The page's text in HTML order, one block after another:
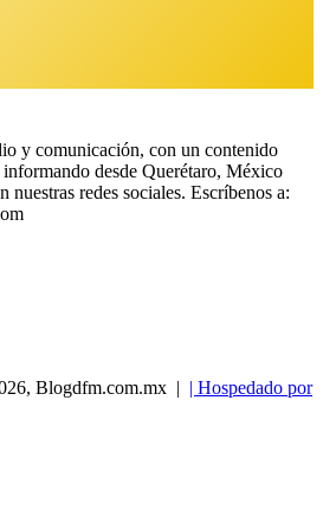
y comunicación, con un contenido
desde Querétaro, México
nuestras redes sociales. Escríbenos a:
Blogdfm.com.mx | | Hospedado por